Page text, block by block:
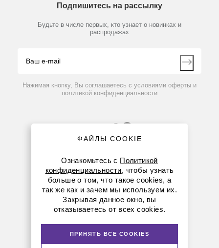
Производители
Мобильное приложение
Партнеры
Контакты
Подпишитесь на рассылку
Будьте в числе первых, кто узнает о новинках и
распродажах
Нажимая кнопку, Вы соглашаетесь с условиями оферты и
политикой конфиденциальности
8 (800) 234-05-08
+7 (912) 658-76-06
ФАЙЛЫ COOKIE
Ознакомьтесь с Политикой
конфиденциальности, чтобы узнать
больше о том, что такое cookies, а
так же как и зачем мы используем их.
Закрывая данное окно, вы
отказываетесь от всех cookies.
ПРИНЯТЬ ВСЕ COOKIES